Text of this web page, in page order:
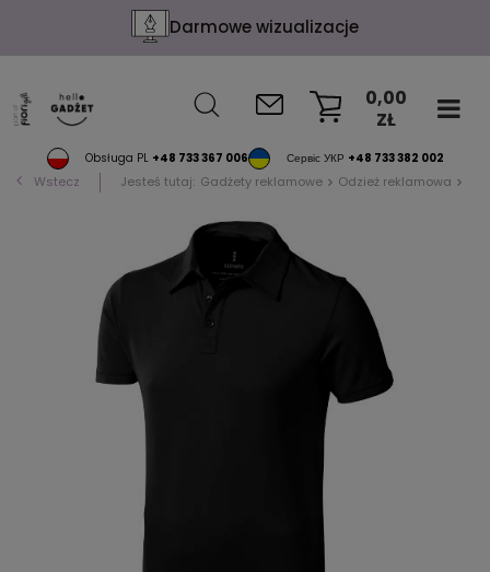
Darmowe wizualizacje
Obsługa PL +48 733 367 006 Сервіс УКР +48 733 382 002
0,00
ZŁ
Wstecz Jesteś tutaj: Gadżety reklamowe Odzież reklamowa